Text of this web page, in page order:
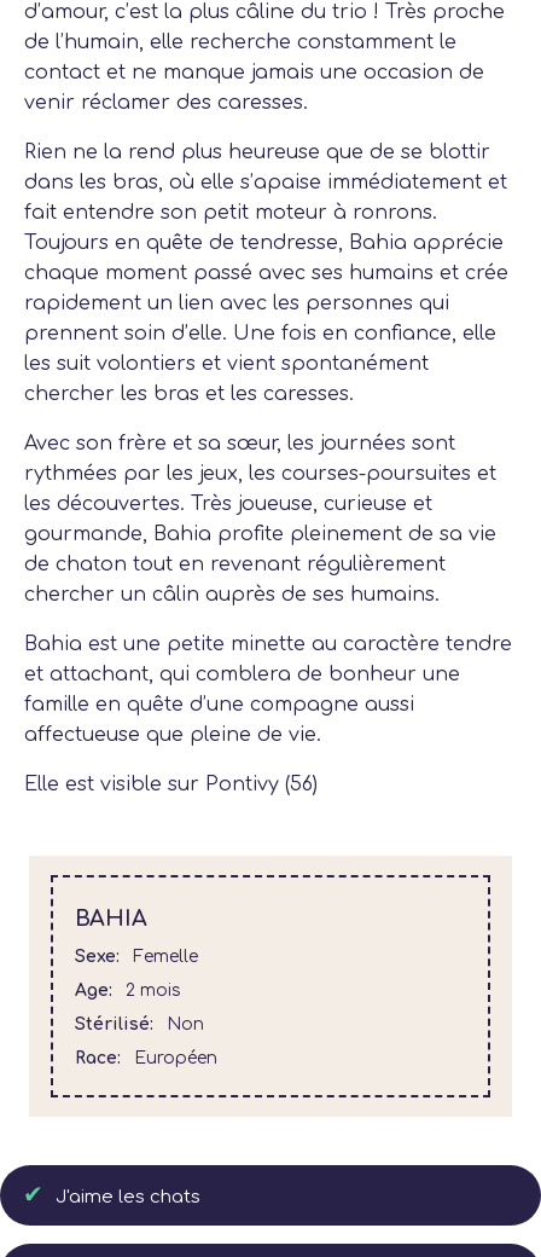
d’amour, c’est la plus câline du trio ! Très proche
de l’humain, elle recherche constamment le
contact et ne manque jamais une occasion de
venir réclamer des caresses.
Rien ne la rend plus heureuse que de se blottir
dans les bras, où elle s’apaise immédiatement et
fait entendre son petit moteur à ronrons.
Toujours en quête de tendresse, Bahia apprécie
chaque moment passé avec ses humains et crée
rapidement un lien avec les personnes qui
prennent soin d’elle. Une fois en confiance, elle
les suit volontiers et vient spontanément
chercher les bras et les caresses.
Avec son frère et sa sœur, les journées sont
rythmées par les jeux, les courses-poursuites et
les découvertes. Très joueuse, curieuse et
gourmande, Bahia profite pleinement de sa vie
de chaton tout en revenant régulièrement
chercher un câlin auprès de ses humains.
Bahia est une petite minette au caractère tendre
et attachant, qui comblera de bonheur une
famille en quête d’une compagne aussi
affectueuse que pleine de vie.
Elle est visible sur Pontivy (56)
BAHIA
Sexe
Femelle
Age
2 mois
Stérilisé
Non
Race
Européen
J'aime les chats